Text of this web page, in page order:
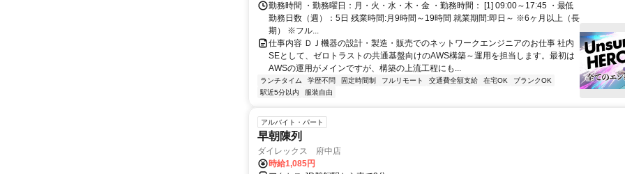
勤務時間 ・勤務曜日：月・火・水・木・金 ・勤務時間： [1] 09:00～17:45 ・最低
勤務日数（週）：5日 残業時間:月9時間～19時間 就業期間:即日～ ※6ヶ月以上（長
期） ※フル...
仕事内容 ＤＪ機器の設計・製造・販売でのネットワークエンジニアのお仕事 社内
SEとして、ゼロトラストの共通基盤向けのAWS構築～運用を担当します。最初は
AWSの運用がメインですが、構築の上流工程にも...
ランチタイム 学歴不問 固定時間制 フルリモート 交通費全額支給 在宅OK
ブランクOK
駅近5分以内
服装自由
アルバイト・パート
早朝陳列
ダイレックス 府中店
時給1,085円